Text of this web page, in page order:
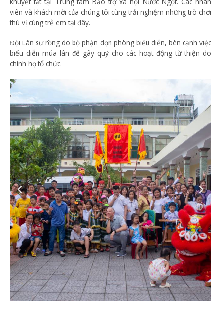
khuyết tật tại Trung tâm Bảo trợ xã hội Nước Ngọt. Các nhân
viên và khách mời của chúng tôi cùng trải nghiệm những trò chơi
thú vị cùng trẻ em tại đây.
Đội Lân sư rồng do bộ phận dọn phòng biểu diễn, bên cạnh việc
biểu diễn múa lân để gây quỹ cho các hoạt động từ thiện do
chính họ tổ chức.